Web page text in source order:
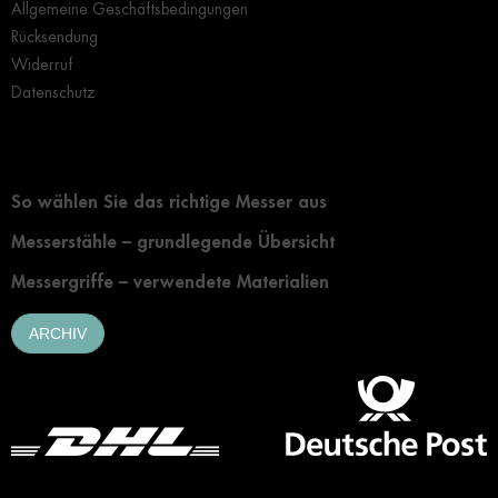
Allgemeine Geschäftsbedingungen
Rücksendung
Widerruf
Datenschutz
So wählen Sie das richtige Messer aus
Messerstähle – grundlegende Übersicht
Messergriffe – verwendete Materialien
ARCHIV